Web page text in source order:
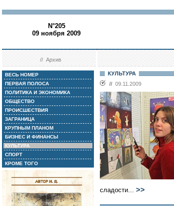
N°205
09 ноября 2009
//Архив
ВЕСЬ НОМЕР
ПЕРВАЯ ПОЛОСА
ПОЛИТИКА И ЭКОНОМИКА
ОБЩЕСТВО
ПРОИСШЕСТВИЯ
ЗАГРАНИЦА
КРУПНЫМ ПЛАНОМ
БИЗНЕС И ФИНАНСЫ
КУЛЬТУРА
СПОРТ
КРОМЕ ТОГО
КУЛЬТУРА
// 09.11.2009
сладости... >>